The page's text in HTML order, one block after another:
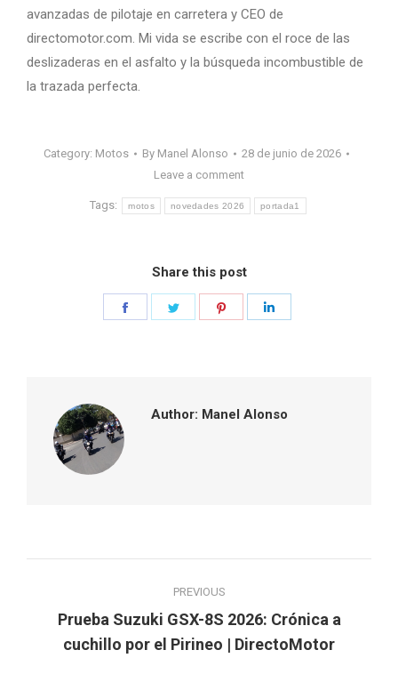
avanzadas de pilotaje en carretera y CEO de
directomotor.com. Mi vida se escribe con el roce de las
deslizaderas en el asfalto y la búsqueda incombustible de
la trazada perfecta.
Category: Motos By Manel Alonso
28 de junio de 2026
Leave a comment
Tags: motos novedades 2026 portada1
Share this post
Author: Manel Alonso
navigation
PREVIOUS
Previous
post:
Prueba Suzuki GSX-8S 2026: Crónica a
cuchillo por el Pirineo | DirectoMotor